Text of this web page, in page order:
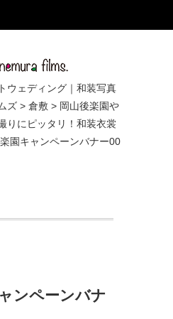
ウェディング｜和装写真
ズ > 倉敷 > 岡山後楽園や
りにピッタリ！和装衣裳
園キャンペーンバナー00
ンペーンバナ